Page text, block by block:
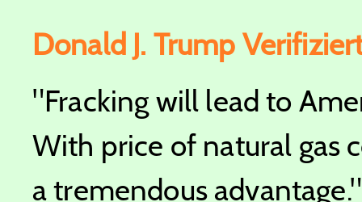
Donald J. Trump
"Fracking will lead to
With price of natural gas
a tremendous advantage."